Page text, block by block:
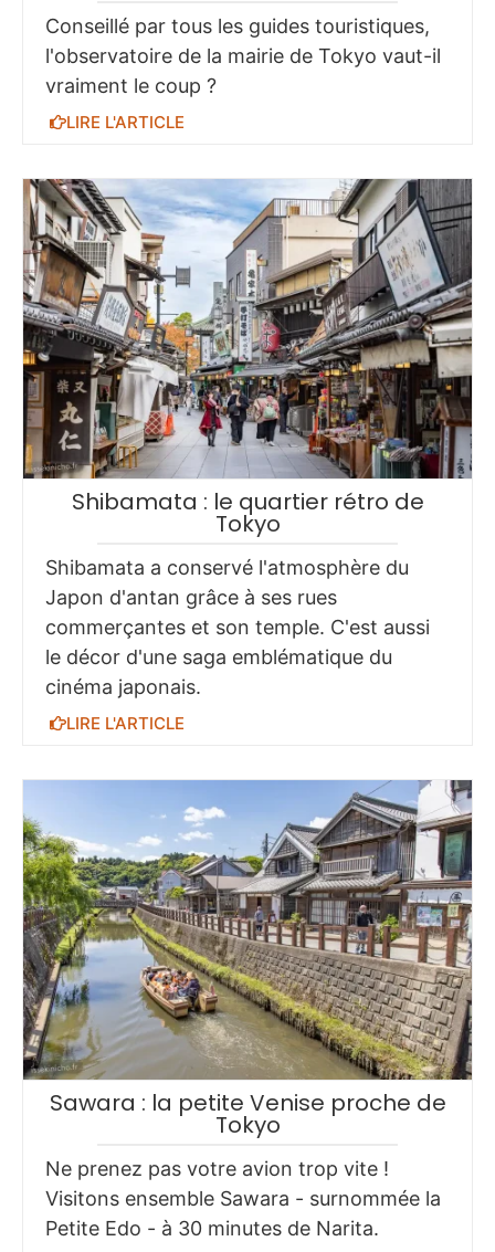
Conseillé par tous les guides touristiques,
l'observatoire de la mairie de Tokyo vaut-il
vraiment le coup ?
LIRE L'ARTICLE
Shibamata : le quartier rétro de
Tokyo
Shibamata a conservé l'atmosphère du
Japon d'antan grâce à ses rues
commerçantes et son temple. C'est aussi
le décor d'une saga emblématique du
cinéma japonais.
LIRE L'ARTICLE
Sawara : la petite Venise proche de
Tokyo
Ne prenez pas votre avion trop vite !
Visitons ensemble Sawara - surnommée la
Petite Edo - à 30 minutes de Narita.